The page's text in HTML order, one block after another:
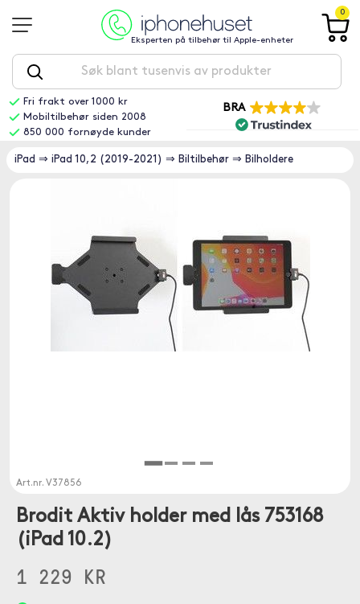
Eksperten på tilbehør til Apple-enheter
0
Fri frakt over 1000 kr
Mobiltilbehør siden 2008
850 000 fornøyde kunder
BRA
iPad ⇒ iPad 10,2 (2019-2021) ⇒ Biltilbehør ⇒ Bilholdere
Art.nr. V37856
Brodit Aktiv holder med lås 753168
(iPad 10.2)
1 229 KR